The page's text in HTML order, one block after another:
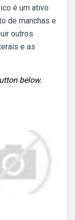
é um ativo
de manchas e
outros
e as
below.